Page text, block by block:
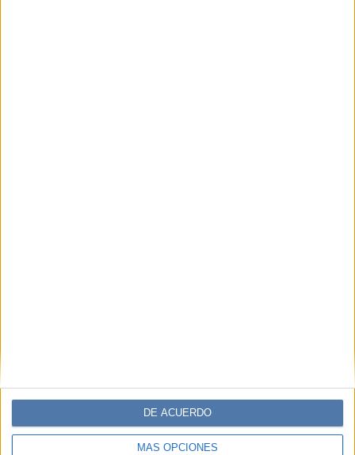
MÁS OPCIONES
DE ACUERDO